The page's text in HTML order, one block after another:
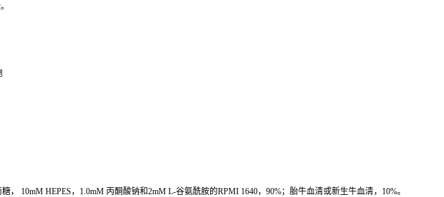
， 10mM HEPES ， 1.0mM 丙酮酸钠和2mM L-谷氨酰胺的RPMI 1640， 90%；胎牛血清或新生牛血清， 10%。